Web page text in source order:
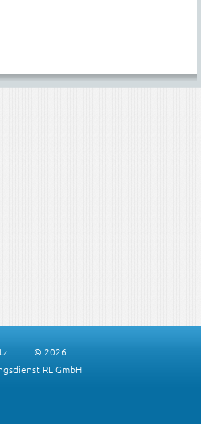
© 2026
RL GmbH